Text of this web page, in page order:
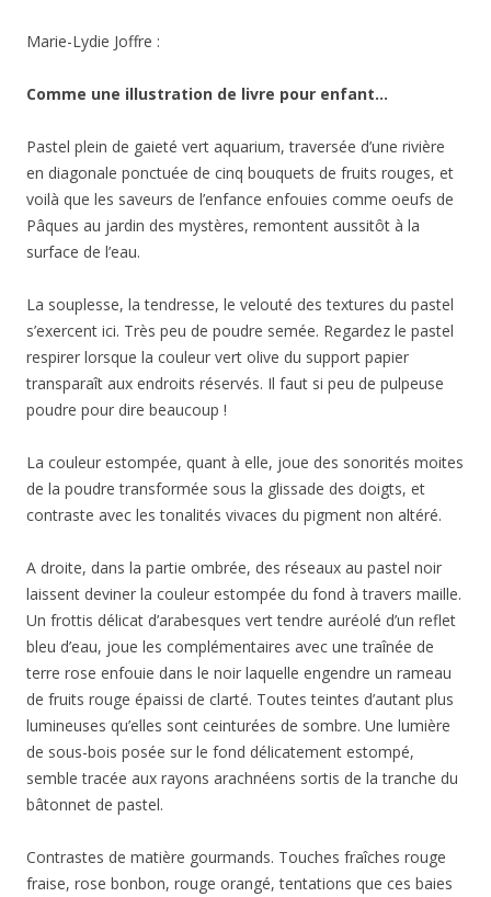
Marie-Lydie Joffre :
Comme une illustration de livre pour enfant…
Pastel plein de gaieté vert aquarium, traversée d’une rivière
en diagonale ponctuée de cinq bouquets de fruits rouges, et
voilà que les saveurs de l’enfance enfouies comme oeufs de
Pâques au jardin des mystères, remontent aussitôt à la
surface de l’eau.
La souplesse, la tendresse, le velouté des textures du pastel
s’exercent ici. Très peu de poudre semée. Regardez le pastel
respirer lorsque la couleur vert olive du support papier
transparaît aux endroits réservés. Il faut si peu de pulpeuse
poudre pour dire beaucoup !
La couleur estompée, quant à elle, joue des sonorités moites
de la poudre transformée sous la glissade des doigts, et
contraste avec les tonalités vivaces du pigment non altéré.
A droite, dans la partie ombrée, des réseaux au pastel noir
laissent deviner la couleur estompée du fond à travers maille.
Un frottis délicat d’arabesques vert tendre auréolé d’un reflet
bleu d’eau, joue les complémentaires avec une traînée de
terre rose enfouie dans le noir laquelle engendre un rameau
de fruits rouge épaissi de clarté. Toutes teintes d’autant plus
lumineuses qu’elles sont ceinturées de sombre. Une lumière
de sous-bois posée sur le fond délicatement estompé,
semble tracée aux rayons arachnéens sortis de la tranche du
bâtonnet de pastel.
Contrastes de matière gourmands. Touches fraîches rouge
fraise, rose bonbon, rouge orangé, tentations que ces baies